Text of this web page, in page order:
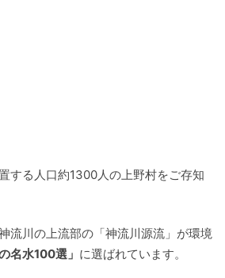
する人口約1300人の上野村をご存知
流川の上流部の「神流川源流」が環境
名水100選」 に選ばれています。